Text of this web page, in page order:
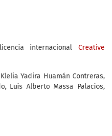
internacional Creative
Yadira Huamán Contreras,
Luis Alberto Massa Palacios,